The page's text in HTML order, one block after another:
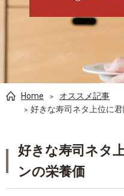
Home
オススメ記事
好きな寿司ネタ上位に
好きな寿司ネタ
ンの栄養価